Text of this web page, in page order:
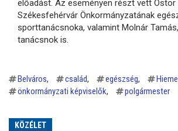
előadást. Az eseményen részt vett Östör
Székesfehérvár Önkormányzatának
sporttanácsnoka, valamint Molnár
tanácsnok is.
Belváros család egészség
önkormányzati képviselők
polgármester
KÖZÉLET